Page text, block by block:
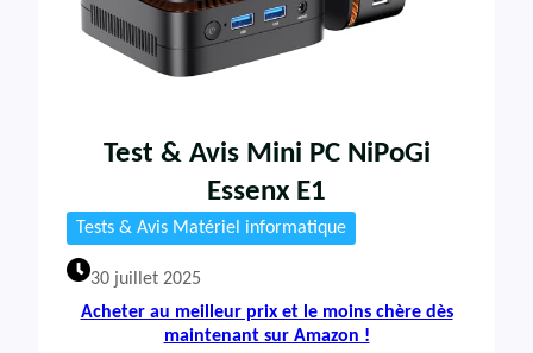
Test & Avis Mini PC NiPoGi
Essenx E1
Tests & Avis Matériel informatique
30 juillet 2025
Acheter au meilleur prix et le moins chère dès
maintenant sur Amazon !